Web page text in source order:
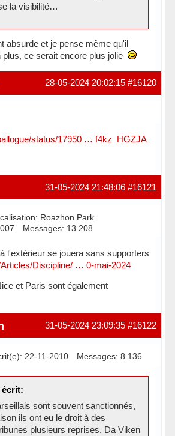
la visibilité…
absurde et je pense même qu'il
ce serait encore plus jolie
#16120
28-05-2024 20:02:15
status/17950 … f4kz_HGZJA
#16121
31-05-2024 21:48:06
Roazhon Park
Messages: 13 208
l'extérieur se jouera sans supporters
Discipline/ … 0-mai-2024
et Paris sont également
#16122
31-05-2024 23:09:35
22-11-2010 Messages: 8 136
écrit:
sont souvent sanctionnés,
ils ont eu le droit à des
plusieurs reprises. Da Viken